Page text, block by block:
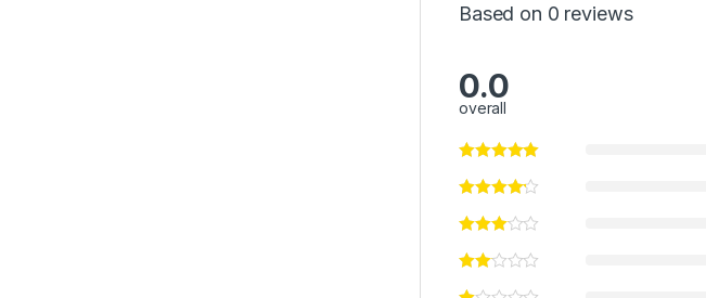
Based on 0 reviews
0.0
overall